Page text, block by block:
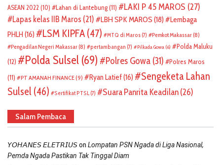
ASEAN 2022 (10) Lahan di Lantebung(11) LAKI P 45 MAROS (27)
Lapas kelas IIB Maros (21) LBH SPK MAROS (18)
Lembaga
PHLH (16) LSM KIPFA (47) MTQ di Maros (7) Pemkot Makassar (8)
Pengadilan Negeri Makassar (8) pertambangan (7) Pilkada Gowa (6)
Polda Maluku
(12)
Polda Sulsel (69) Polres Gowa (31)
Polres Maros
(11)
PT AMANAH FINANCE(9) Ryan Latief(16)
Sengeketa Lahan
Sulsel (46) Sertifikat PTSL (7) Suara Panrita Keadilan(26)
Salam Pembaca
𝘠𝘖𝘏𝘈𝘕𝘌𝘚 𝘌𝘓𝘌𝘛𝘙𝘐𝘜𝘚on Lompatan PSN Ngada di Liga Nasional,
Pemda Ngada Pastikan Tak Tinggal Diam